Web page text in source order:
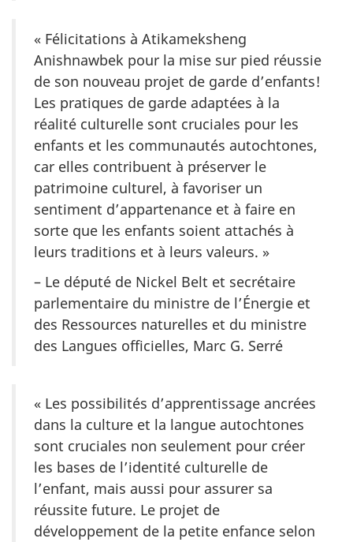
« Félicitations à Atikameksheng
Anishnawbek pour la mise sur pied réussie
de son nouveau projet de garde d’enfants!
Les pratiques de garde adaptées à la
réalité culturelle sont cruciales pour les
enfants et les communautés autochtones,
car elles contribuent à préserver le
patrimoine culturel, à favoriser un
sentiment d’appartenance et à faire en
sorte que les enfants soient attachés à
leurs traditions et à leurs valeurs. »
– Le député de Nickel Belt et secrétaire
parlementaire du ministre de l’Énergie et
des Ressources naturelles et du ministre
des Langues officielles, Marc G. Serré
« Les possibilités d’apprentissage ancrées
dans la culture et la langue autochtones
sont cruciales non seulement pour créer
les bases de l’identité culturelle de
l’enfant, mais aussi pour assurer sa
réussite future. Le projet de
développement de la petite enfance selon